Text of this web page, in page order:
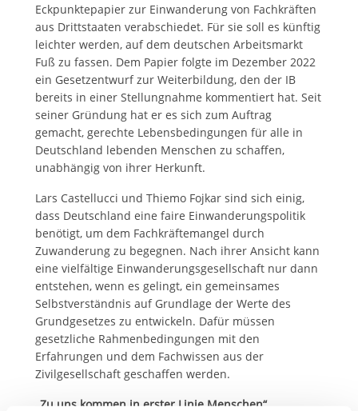
Eckpunktepapier zur Einwanderung von Fachkräften
aus Drittstaaten verabschiedet. Für sie soll es künftig
leichter werden, auf dem deutschen Arbeitsmarkt
Fuß zu fassen. Dem Papier folgte im Dezember 2022
ein Gesetzentwurf zur Weiterbildung, den der IB
bereits in einer Stellungnahme kommentiert hat. Seit
seiner Gründung hat er es sich zum Auftrag
gemacht, gerechte Lebensbedingungen für alle in
Deutschland lebenden Menschen zu schaffen,
unabhängig von ihrer Herkunft.
Lars Castellucci und Thiemo Fojkar sind sich einig,
dass Deutschland eine faire Einwanderungspolitik
benötigt, um dem Fachkräftemangel durch
Zuwanderung zu begegnen. Nach ihrer Ansicht kann
eine vielfältige Einwanderungsgesellschaft nur dann
entstehen, wenn es gelingt, ein gemeinsames
Selbstverständnis auf Grundlage der Werte des
Grundgesetzes zu entwickeln. Dafür müssen
gesetzliche Rahmenbedingungen mit den
Erfahrungen und dem Fachwissen aus der
Zivilgesellschaft geschaffen werden.
„Zu uns kommen in erster Linie Menschen“